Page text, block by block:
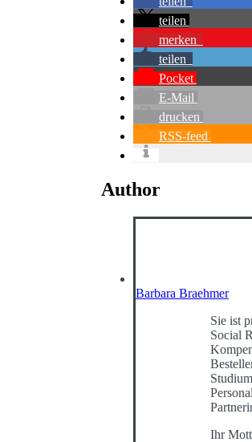
teilen
merken
teilen
Pocket
E-Mail
drucken
RSS-feed
Author
Barbara Braehmer
Sie ist
Social
Ihr